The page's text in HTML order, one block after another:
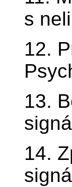
s
12.
13.
14.